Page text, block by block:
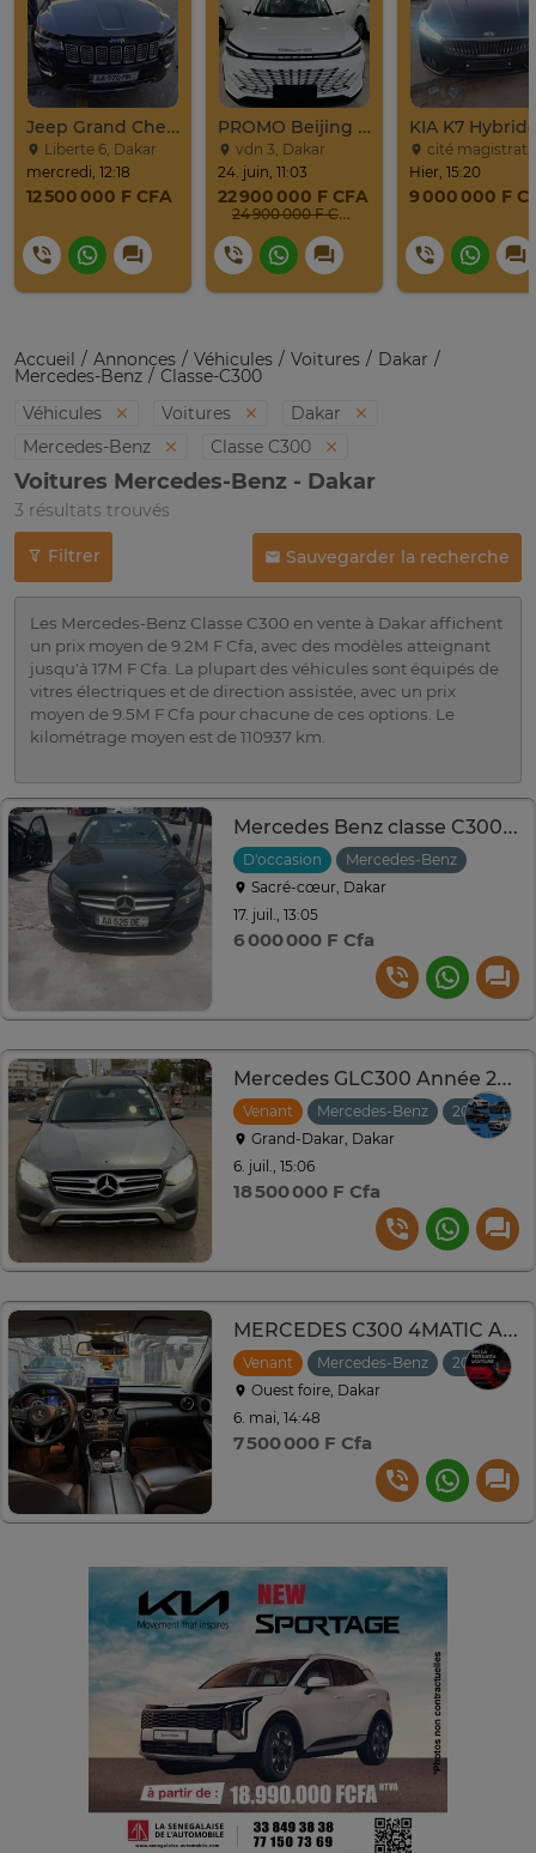
Jeep Grand Cherokee Overland 2019 À Vendre
Liberte 6, Dakar
mercredi, 12:18
12 500 000 F CFA
PROMO Beijing X7 / 2025
vdn 3, Dakar
24. juin, 11:03
22 900 000 F CFA
24 900 000 F CFA
cité magistrat,
Hier, 15:20
9 000 000 F
Accueil Annonces Véhicules Voitures Dakar
Mercedes-Benz
Classe-C300
Véhicules
Voitures
Dakar
Mercedes-Benz
Classe C300
Voitures Mercedes-Benz - Dakar
3 résultats trouvés
Filtrer Sauvegarder la recherche
Les Mercedes-Benz Classe C300 en vente à Dakar affichent
un prix moyen de 9.2M F Cfa, avec des modèles atteignant
jusqu'à 17M F Cfa. La plupart des véhicules sont équipés de
vitres électriques et de direction assistée, avec un prix
moyen de 9.5M F Cfa pour chacune de ces options. Le
kilométrage moyen est de 110937 km.
Mercedes Benz classe C300 2015
D'occasion Mercedes-Benz
Sacré-cœur, Dakar
17. juil., 13:05
6 000 000 F Cfa
Mercedes GLC300 Année 2019
Venant Mercedes-Benz 2019
Grand-Dakar, Dakar
6. juil., 15:06
18 500 000 F Cfa
MERCEDES C300 4MATIC ANNÉE 2016
Venant Mercedes-Benz 2016
Ouest foire, Dakar
6. mai, 14:48
7 500 000 F Cfa